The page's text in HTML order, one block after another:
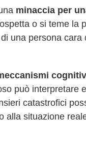
minaccia per
o si teme la
una persona cara
può interpretare
catastrofici
alla situazione